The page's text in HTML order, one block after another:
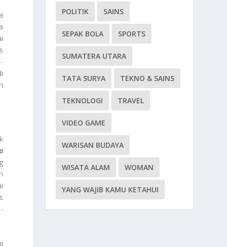
POLITIK SAINS
SEPAK BOLA SPORTS
SUMATERA UTARA
TATA SURYA TEKNO & SAINS
TEKNOLOGI TRAVEL
VIDEO GAME
WARISAN BUDAYA
WISATA ALAM WOMAN
YANG WAJIB KAMU KETAHUI